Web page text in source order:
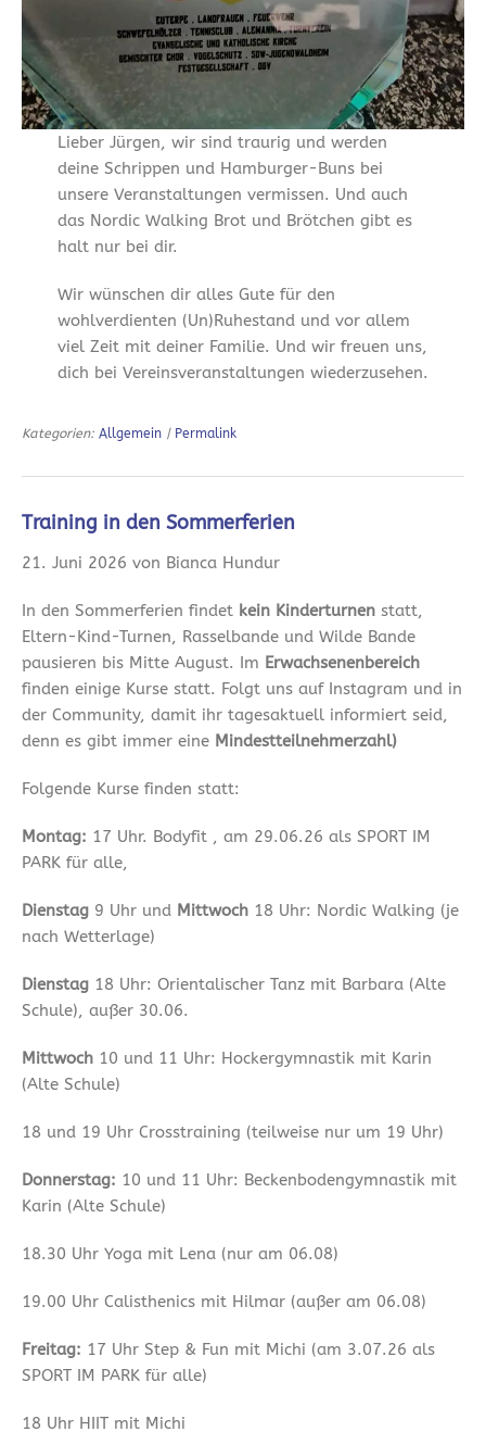
Lieber Jürgen, wir sind traurig und werden
deine Schrippen und Hamburger-Buns bei
unsere Veranstaltungen vermissen. Und auch
das Nordic Walking Brot und Brötchen gibt es
halt nur bei dir.
Wir wünschen dir alles Gute für den
wohlverdienten (Un)Ruhestand und vor allem
viel Zeit mit deiner Familie. Und wir freuen uns,
dich bei Vereinsveranstaltungen wiederzusehen.
Kategorien: Allgemein | Permalink
Training in den Sommerferien
21. Juni 2026 von Bianca Hundur
In den Sommerferien findet kein Kinderturnen statt,
Eltern-Kind-Turnen, Rasselbande und Wilde Bande
pausieren bis Mitte August. Im Erwachsenenbereich
finden einige Kurse statt. Folgt uns auf Instagram und in
der Community, damit ihr tagesaktuell informiert seid,
denn es gibt immer eine Mindestteilnehmerzahl)
Folgende Kurse finden statt:
Montag: 17 Uhr. Bodyfit , am 29.06.26 als SPORT IM
PARK für alle,
Dienstag 9 Uhr und Mittwoch 18 Uhr: Nordic Walking (je
nach Wetterlage)
Dienstag 18 Uhr: Orientalischer Tanz mit Barbara (Alte
Schule), außer 30.06.
Mittwoch 10 und 11 Uhr: Hockergymnastik mit Karin
(Alte Schule)
18 und 19 Uhr Crosstraining (teilweise nur um 19 Uhr)
Donnerstag: 10 und 11 Uhr: Beckenbodengymnastik mit
Karin (Alte Schule)
18.30 Uhr Yoga mit Lena (nur am 06.08)
19.00 Uhr Calisthenics mit Hilmar (außer am 06.08)
Freitag: 17 Uhr Step & Fun mit Michi (am 3.07.26 als
SPORT IM PARK für alle)
18 Uhr HIIT mit Michi